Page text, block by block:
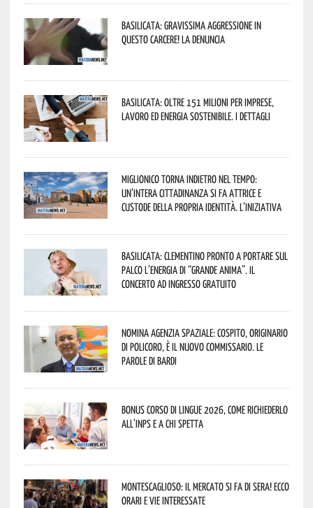
Basilicata: gravissima aggressione in
questo Carcere! La denuncia
Basilicata: oltre 151 milioni per imprese,
lavoro ed energia sostenibile. I dettagli
Miglionico torna indietro nel tempo:
un’intera cittadinanza si fa attrice e
custode della propria identità. L’iniziativa
Basilicata: Clementino pronto a portare sul
palco l’energia di “Grande Anima”. Il
concerto ad ingresso gratuito
Nomina Agenzia Spaziale: Cospito, originario
di Policoro, è il nuovo commissario. Le
parole di Bardi
Bonus corso di lingue 2026, come richiederlo
all’INPS e a chi spetta
Montescaglioso: il mercato si fa di sera! Ecco
orari e vie interessate